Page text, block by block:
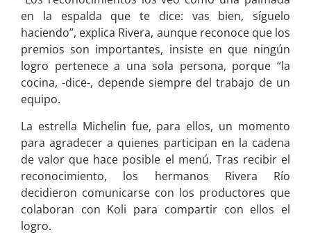
en la espalda que te dice: vas bien, síguelo
haciendo”, explica Rivera, aunque reconoce que los
premios son importantes, insiste en que ningún
logro pertenece a una sola persona, porque “la
cocina, -dice-, depende siempre del trabajo de un
equipo.
La estrella Michelin fue, para ellos, un momento
para agradecer a quienes participan en la cadena
de valor que hace posible el menú. Tras recibir el
reconocimiento, los hermanos Rivera Río
decidieron comunicarse con los productores que
colaboran con Koli para compartir con ellos el
logro.